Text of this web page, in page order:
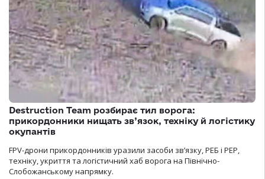
Destruction Team розбирає тил ворога:
прикордонники нищать зв’язок, техніку й логістику
окупантів
FPV-дрони прикордонників уразили засоби зв’язку, РЕБ і РЕР,
техніку, укриття та логістичний хаб ворога на Північно-
Слобожанському напрямку.